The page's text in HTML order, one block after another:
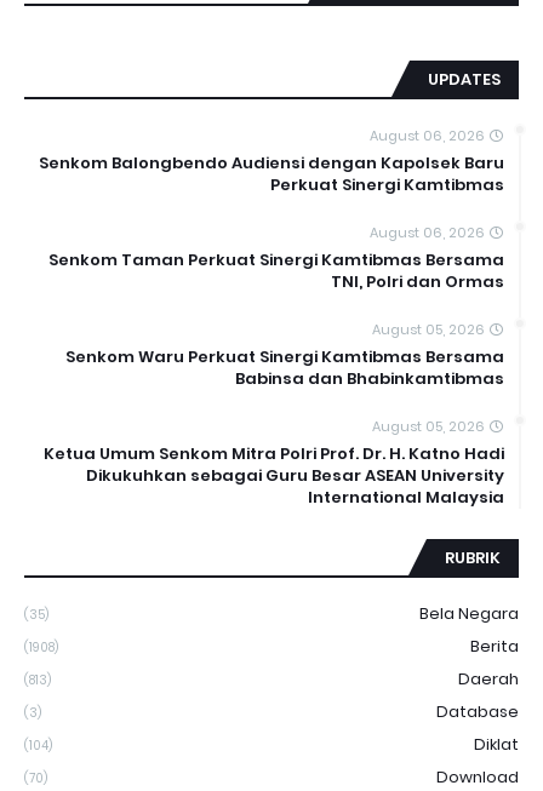
UPDATES
August 06, 2026
Senkom Balongbendo Audiensi dengan Kapolsek Baru
Perkuat Sinergi Kamtibmas
August 06, 2026
Senkom Taman Perkuat Sinergi Kamtibmas Bersama
TNI, Polri dan Ormas
August 05, 2026
Senkom Waru Perkuat Sinergi Kamtibmas Bersama
Babinsa dan Bhabinkamtibmas
August 05, 2026
Ketua Umum Senkom Mitra Polri Prof. Dr. H. Katno Hadi
Dikukuhkan sebagai Guru Besar ASEAN University
International Malaysia
RUBRIK
Bela Negara
(35)
Berita
(1908)
Daerah
(813)
Database
(3)
Diklat
(104)
Download
(70)